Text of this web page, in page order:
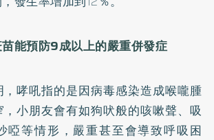
能預防9成以上的嚴重併發症
哮吼指的是因病毒感染造成喉嚨腫
小朋友會有如狗吠般的咳嗽聲、吸
啞等情形，嚴重甚至會導致呼吸困